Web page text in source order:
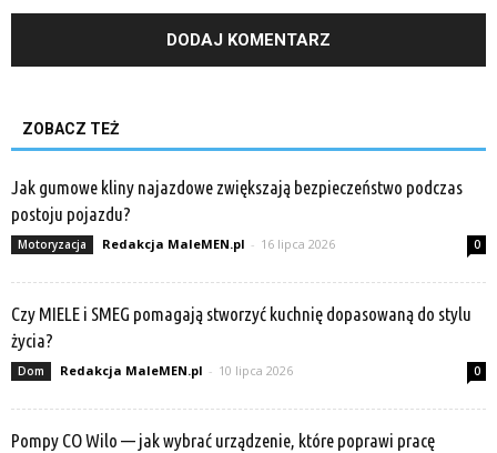
ZOBACZ TEŻ
Jak gumowe kliny najazdowe zwiększają bezpieczeństwo podczas
postoju pojazdu?
Motoryzacja Redakcja MaleMEN.pl - 16 lipca 2026 0
Czy MIELE i SMEG pomagają stworzyć kuchnię dopasowaną do stylu
życia?
Dom Redakcja MaleMEN.pl - 10 lipca 2026 0
Pompy CO Wilo — jak wybrać urządzenie, które poprawi pracę